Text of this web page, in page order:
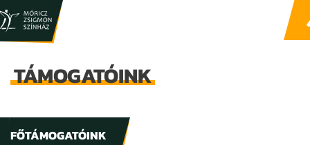
TÁMOGATÓINK
FŐTÁMOGATÓINK